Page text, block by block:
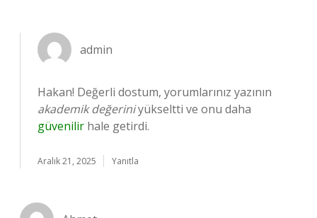
admin
Hakan! Değerli dostum, yorumlarınız yazının
akademik değeriniyükseltti ve onu daha
güvenilir hale getirdi.
Aralık 21, 2025 Yanıtla